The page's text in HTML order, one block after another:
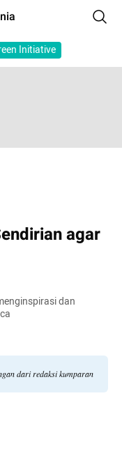
Initiative
agar
dan
dari redaksi kumparan